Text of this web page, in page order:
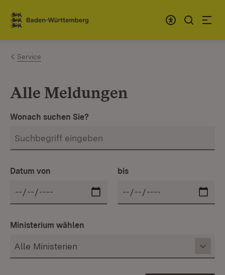
Zum Inhalt springen
Link zur Startseite
Service
Alle Meldungen
Wonach suchen Sie?
Datum von bis
Ministerium wählen